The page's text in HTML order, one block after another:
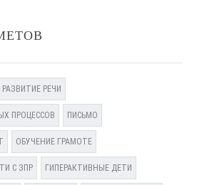
РАЗВИТИЕ РЕЧИ
ПРОЦЕССОВ ПИСЬМО
ОБУЧЕНИЕ ГРАМОТЕ
С ЗПР ГИПЕРАКТИВНЫЕ ДЕТИ